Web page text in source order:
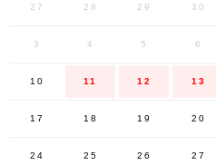
27 28 29 30
3 4 5 6
10 11 12 13
17 18 19 20
24 25 26 27